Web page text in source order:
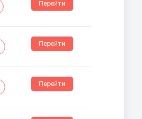
Перейти
Перейти
Перейти